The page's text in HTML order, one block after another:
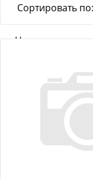
Сортировать по:
Наличие товара